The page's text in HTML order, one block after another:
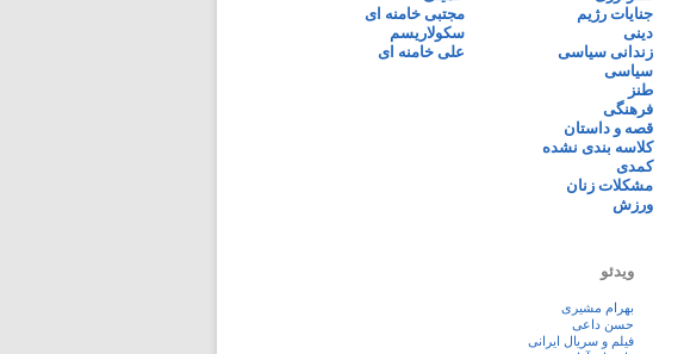
جنایات رژیم
دینی
زندانی سیاسی
سیاسی
طنز
فرهنگی
قصه و داستان
کلاسه بندی نشده
کمدی
مشکلات زنان
ورزش
مجتبی خامنه ای
سکولاریسم
علی خامنه ای
ویدئو
بهرام مشیری
حسن داعی
فيلم و سريال ايرانی